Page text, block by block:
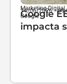
Marketing Digital,
Google
14/06/2026 -
Google
impacta